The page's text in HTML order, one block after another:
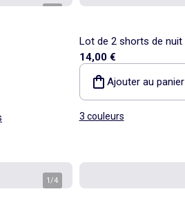
Lot de 2 shorts de nuit
14,00 €
Ajouter au panier
3 couleurs
1/4